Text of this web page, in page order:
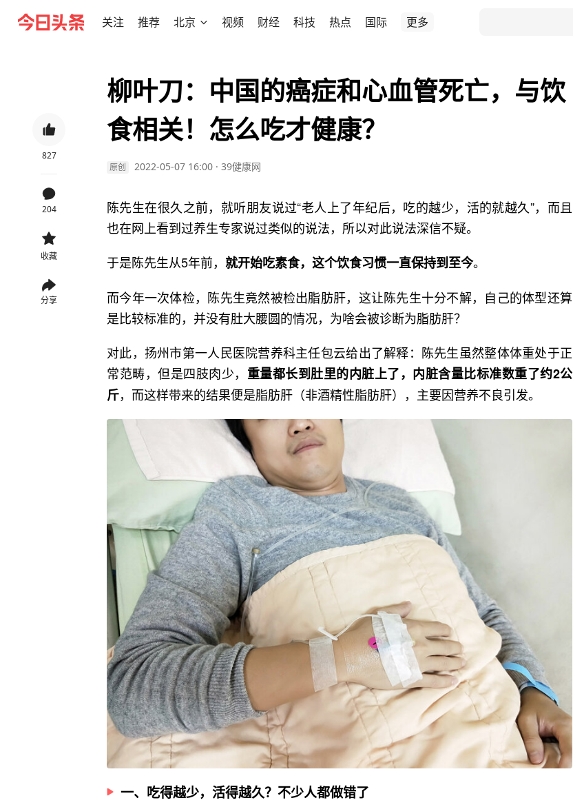
关注 推荐 北京 视频 财经 科技 热点 国际 更多
827
204
收藏
分享
柳叶刀：中国的癌症和心血管死亡，与饮
食相关！怎么吃才健康？
原创 2022-05-07 16:00 · 39健康网
陈先生在很久之前，就听朋友说过“老人上了年纪后，吃的越少，活的就越久”，而且
也在网上看到过养生专家说过类似的说法，所以对此说法深信不疑。
于是陈先生从5年前， 就开始吃素食，这个饮食习惯一直保持到至今。
而今年一次体检，陈先生竟然被检出脂肪肝，这让陈先生十分不解，自己的体型还算
是比较标准的，并没有肚大腰圆的情况，为啥会被诊断为脂肪肝？
对此，扬州市第一人民医院营养科主任包云给出了解释：陈先生虽然整体体重处于正
常范畴，但是四肢肉少， 重量都长到肚里的内脏上了，内脏含量比标准数重了约2公
斤，而这样带来的结果便是脂肪肝（非酒精性脂肪肝），主要因营养不良引发。
一、吃得越少，活得越久？不少人都做错了